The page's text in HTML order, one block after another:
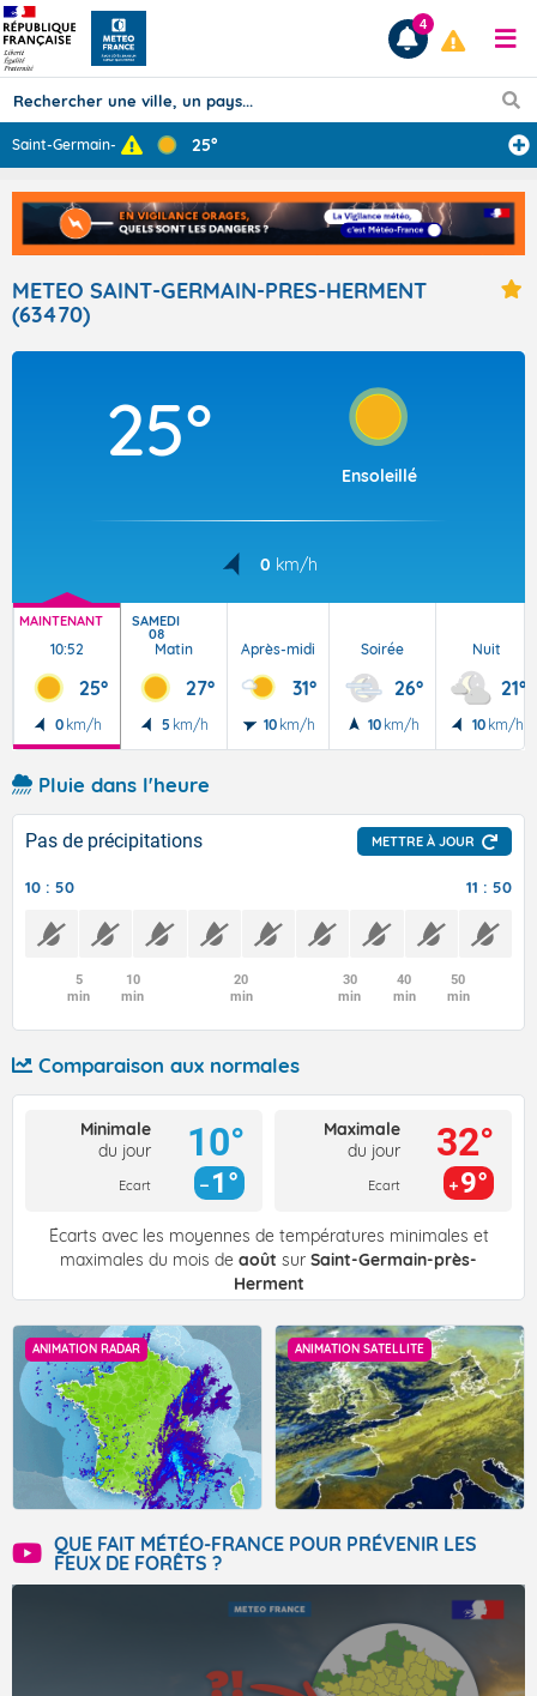
Prévisions
TOUS LES RÉSULTATS
4
Saint-Germain-p... 25°
METEO SAINT-GERMAIN-PRES-HERMENT
(63470)
25°
Ensoleillé
0 km/h
MAINTENANT
10:52
25°
0 km/h
SAMEDI
08
Matin
27°
5 km/h
Après-midi
31°
10 km/h
Soirée
26°
10 km/h
Nuit
21°
10 km/h
Pluie dans l'heure
Pas de précipitations METTRE À JOUR
10 : 50 11 : 50
5
min
10
min
20
min
30
min
40
min
50
min
Comparaison aux normales
Minimale
du jour
Ecart
10°
1°
Maximale
du jour
Ecart
32°
9°
Écarts avec les moyennes de températures minimales et
maximales du mois de août sur Saint-Germain-près-
Herment
ANIMATION RADAR ANIMATION SATELLITE
QUE FAIT MÉTÉO-FRANCE POUR PRÉVENIR LES
FEUX DE FORÊTS ?